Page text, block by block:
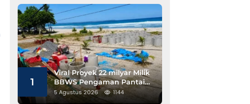
1
Viral Proyek 22 milyar Milik
BBWS Pengaman Pantai
Pesisir Barat Diduga
Gunakan Besi Banci
5 Agustus 2026 1144